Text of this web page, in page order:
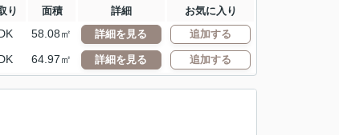
り 面積 詳細 お気に入り
58.08㎡ 詳細を見る 追加する
64.97㎡ 詳細を見る 追加する